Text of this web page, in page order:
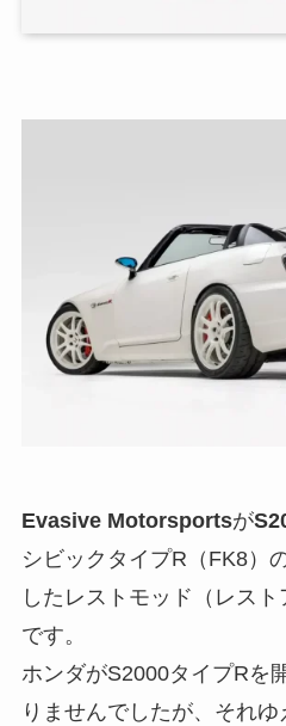
Evasive Motorsportsが
シビックタイプR（FK8）
したレストモッド（レスト
です。
ホンダがS2000タイプRを
りませんでしたが、それ